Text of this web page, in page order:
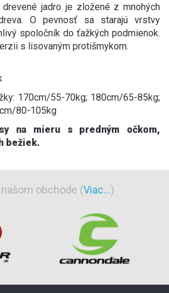
drevené jadro je zložené z mnohých
O pevnosť sa starajú vrstvy
spoločník do ťažkých podmienok.
s lisovaným protišmykom.
170cm/55-70kg; 180cm/65-85kg;
80-105kg
na mieru s predným očkom,
bežiek.
obchode (Viac...)